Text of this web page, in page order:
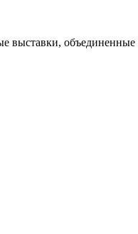
выставки, объединенные